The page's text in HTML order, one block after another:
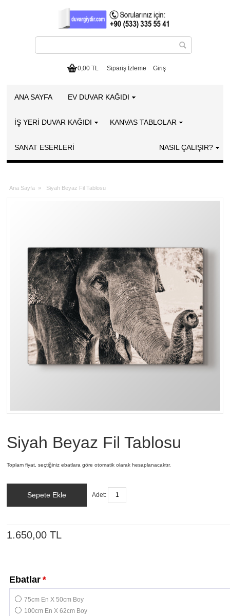
0,00 TL Sipariş İzleme Giriş
ANA SAYFA EV DUVAR KAĞIDI
İŞ YERİ DUVAR KAĞIDI KANVAS TABLOLAR
SANAT ESERLERI NASIL ÇALIŞIR?
Ana Sayfa » Siyah Beyaz Fil Tablosu
Siyah Beyaz Fil Tablosu
Toplam fiyat, seçtiğiniz ebatlara göre otomatik olarak hesaplanacaktır.
Sepete Ekle Adet:
1.650,00 TL
*
Ebatlar
75cm En X 50cm Boy
100cm En X 62cm Boy